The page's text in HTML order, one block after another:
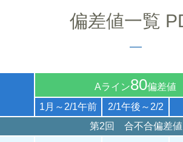
偏差値一覧
Aライン80偏差値
1月～2/1午前
2/1午後～2/2
第2回 合不合偏差値